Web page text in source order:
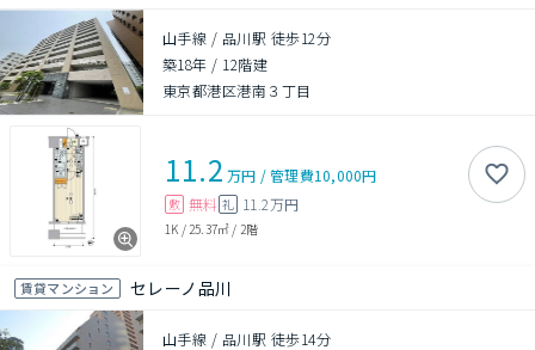
山手線 / 品川駅 徒歩12分
築18年 / 12階建
東京都港区港南３丁目
11.2 万円 /管理費10,000円
敷 無料 礼 11.2万円
1K / 25.37㎡ / 2階
賃貸マンション セレーノ品川
山手線 / 品川駅 徒歩14分